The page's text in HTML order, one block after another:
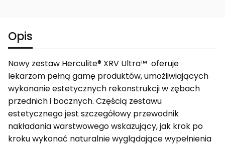
Opis
Nowy zestaw Herculite® XRV Ultra™ oferuje
lekarzom pełną gamę produktów, umożliwiających
wykonanie estetycznych rekonstrukcji w zębach
przednich i bocznych. Częścią zestawu
estetycznego jest szczegółowy przewodnik
nakładania warstwowego wskazujący, jak krok po
kroku wykonać naturalnie wyglądające wypełnienia